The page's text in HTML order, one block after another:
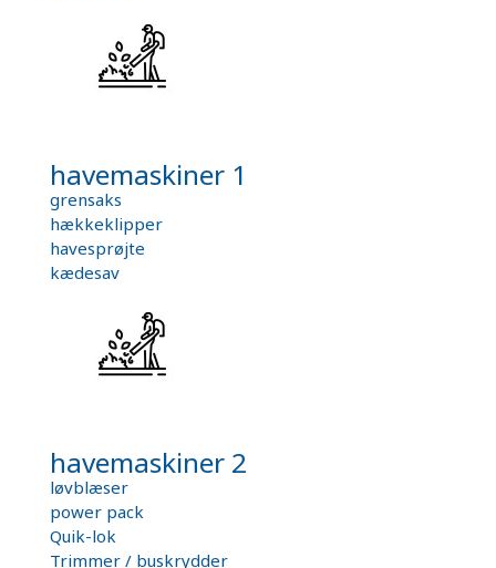
havemaskiner 1
grensaks
hækkeklipper
havesprøjte
kædesav
havemaskiner 2
løvblæser
power pack
Quik-lok
Trimmer / buskrydder